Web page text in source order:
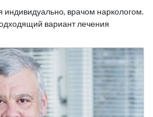
индивидуально, врачом наркологом.
вариант лечения